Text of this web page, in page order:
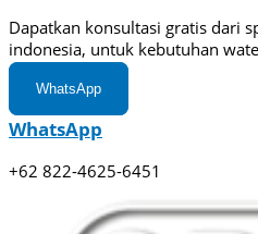
Dapatkan konsultasi gratis dari
indonesia, untuk kebutuhan
WhatsApp
WhatsApp
+62 822-4625-6451